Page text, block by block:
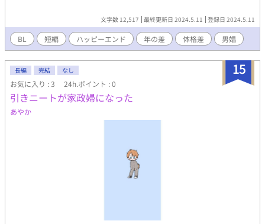
文字数 12,517 最終更新日 2024.5.11 登録日 2024.5.11
BL 短編 ハッピーエンド 年の差 体格差 男娼
15
長編 完結 なし
お気に入り : 3 24h.ポイント : 0
引きニートが家政婦になった
あやか